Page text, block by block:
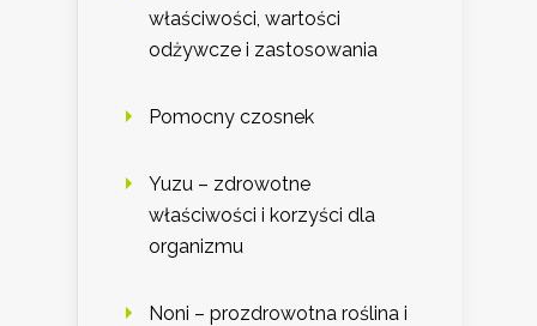
właściwości, wartości
odżywcze i zastosowania
Pomocny czosnek
Yuzu – zdrowotne
właściwości i korzyści dla
organizmu
Noni – prozdrowotna roślina i